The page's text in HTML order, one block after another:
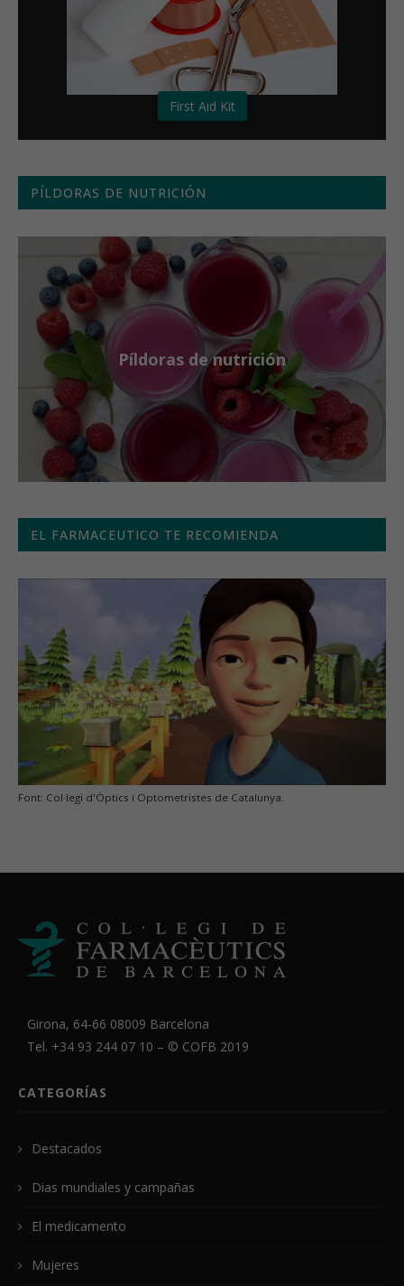
First Aid Kit
PÍLDORAS DE NUTRICIÓN
Píldoras de nutrición
EL FARMACEUTICO TE RECOMIENDA
Font: Col·legi d'Òptics i Optometristes de Catalunya.
Girona, 64-66 08009 Barcelona
Tel. +34 93 244 07 10 – © COFB 2019
CATEGORÍAS
Destacados
Dias mundiales y campañas
El medicamento
Mujeres